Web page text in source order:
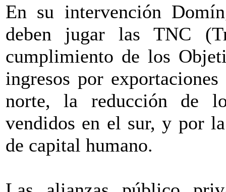
En su intervención
deben jugar las TNC
cumplimiento de los
ingresos por
norte, la reducción de
vendidos en el sur, y por
de capital humano.